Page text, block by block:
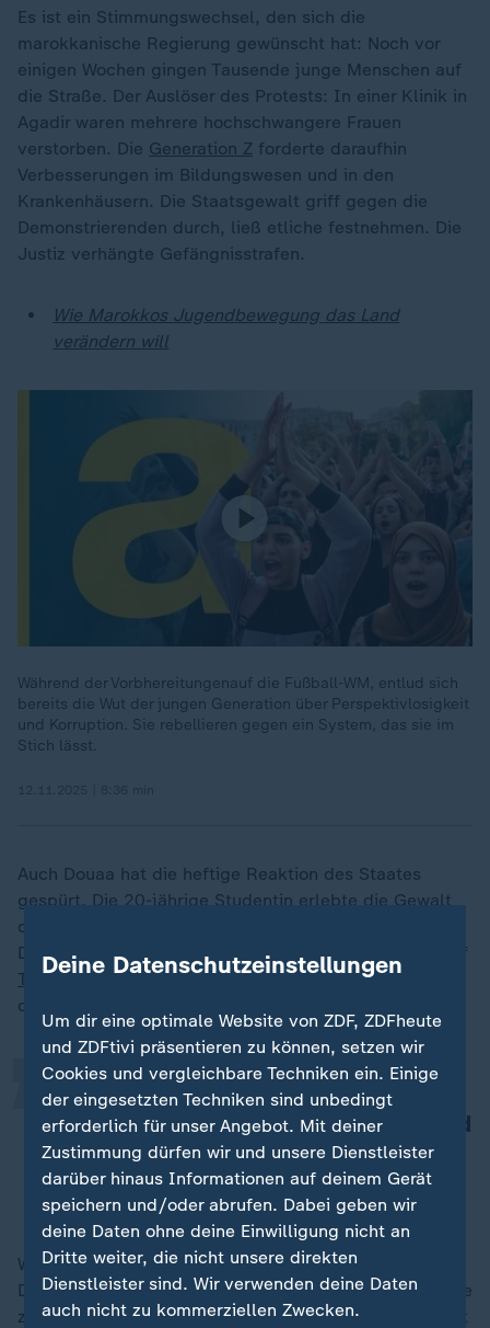
Es ist ein Stimmungswechsel, den sich die
marokkanische Regierung gewünscht hat: Noch vor
einigen Wochen gingen Tausende junge Menschen auf
die Straße. Der Auslöser des Protests: In einer Klinik in
Agadir waren mehrere hochschwangere Frauen
verstorben. Die Generation Z forderte daraufhin
Verbesserungen im Bildungswesen und in den
Krankenhäusern. Die Staatsgewalt griff gegen die
Demonstrierenden durch, ließ etliche festnehmen. Die
Justiz verhängte Gefängnisstrafen.
Wie Marokkos Jugendbewegung das Land
verändern will
Während der Vorbhereitungenauf die Fußball-WM, entlud sich
bereits die Wut der jungen Generation über Perspektivlosigkeit
und Korruption. Sie rebellieren gegen ein System, das sie im
Stich lässt.
Auch Douaa hat die heftige Reaktion des Staates
gespürt. Die 20-jährige Studentin erlebte die Gewalt
der Polizisten. Einschüchtern ließ sich davon nicht.
Douaa trat in marokkanischen TV-Debatten auf, hat auf
TikTokviele Follower. Sie ist eines der Gesichter, die
der Protest der Gen Z hervorgebracht hat.
Wir lieben unser Land und wünschen
uns immer das Beste. Deswegen sind
wir auf die Straße gegangen.
„
Douaa, Anhängerin der Gen Z-Bewegung in Marokko
Während der Afrikameisterschaften demonstriert
Douaa nicht. Auch um der Regierung keine Steilvorlage
zu bieten, die Bewegung zu diskreditieren. Aktiv bleibt
Deine Datenschutzeinstellungen
Um dir eine optimale Website von ZDF, ZDFheute
und ZDFtivi präsentieren zu können, setzen wir
Cookies und vergleichbare Techniken ein. Einige
der eingesetzten Techniken sind unbedingt
erforderlich für unser Angebot. Mit deiner
Zustimmung dürfen wir und unsere Dienstleister
darüber hinaus Informationen auf deinem Gerät
speichern und/oder abrufen. Dabei geben wir
deine Daten ohne deine Einwilligung nicht an
Dritte weiter, die nicht unsere direkten
Dienstleister sind. Wir verwenden deine Daten
auch nicht zu kommerziellen Zwecken.